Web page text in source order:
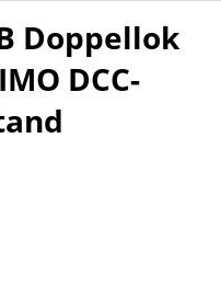
Doppellok
DCC-